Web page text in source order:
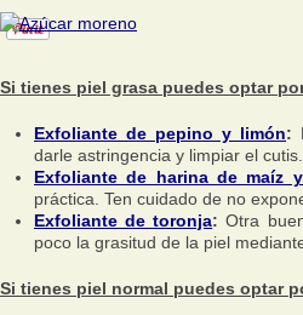
Si tienes piel grasa puedes optar
Exfoliante de pepino y limón:
darle astringencia y limpiar el cutis.
Exfoliante de harina de maíz
práctica. Ten cuidado de no
Exfoliante de toronja: Otra
poco la grasitud de la piel
Si tienes piel normal puedes optar